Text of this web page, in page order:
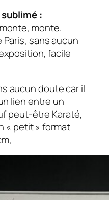
:
monte.
Paris, sans aucun
facile
aucun doute car il
lien entre un
peut-être Karaté,
« petit » format